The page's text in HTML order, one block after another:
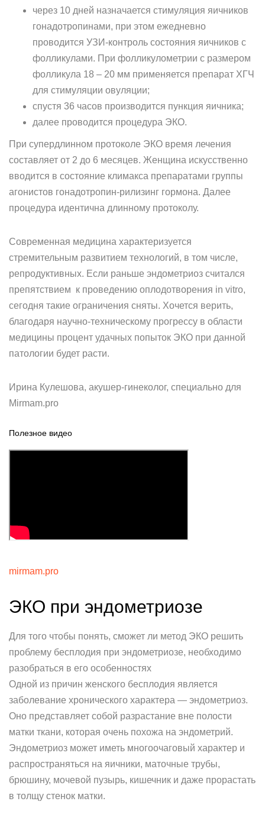
через 10 дней назначается стимуляция яичников
гонадотропинами, при этом ежедневно
проводится УЗИ-контроль состояния яичников с
фолликулами. При фолликулометрии с размером
фолликула 18 – 20 мм применяется препарат ХГЧ
для стимуляции овуляции;
спустя 36 часов производится пункция яичника;
далее проводится процедура ЭКО.
При супердлинном протоколе ЭКО время лечения
составляет от 2 до 6 месяцев. Женщина искусственно
вводится в состояние климакса препаратами группы
агонистов гонадотропин-рилизинг гормона. Далее
процедура идентична длинному протоколу.
Современная медицина характеризуется
стремительным развитием технологий, в том числе,
репродуктивных. Если раньше эндометриоз считался
препятствием к проведению оплодотворения in vitro,
сегодня такие ограничения сняты. Хочется верить,
благодаря научно-техническому прогрессу в области
медицины процент удачных попыток ЭКО при данной
патологии будет расти.
Ирина Кулешова, акушер-гинеколог, специально для
Mirmam.pro
Полезное видео
mirmam.pro
ЭКО при эндометриозе
Для того чтобы понять, сможет ли метод ЭКО решить
проблему бесплодия при эндометриозе, необходимо
разобраться в его особенностях
Одной из причин женского бесплодия является
заболевание хронического характера — эндометриоз.
Оно представляет собой разрастание вне полости
матки ткани, которая очень похожа на эндометрий.
Эндометриоз может иметь многоочаговый характер и
распространяться на яичники, маточные трубы,
брюшину, мочевой пузырь, кишечник и даже прорастать
в толщу стенок матки.